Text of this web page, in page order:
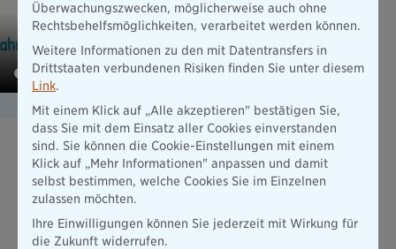
Ihre Vorteile mit der
Zahnzusatzversicherung der
Bayerischen
Überwachungszwecken, möglicherweise auch ohne
Rechtsbehelfsmöglichkeiten, verarbeitet werden können.
Weitere Informationen zu den mit Datentransfers in
Drittstaaten verbundenen Risiken finden Sie unter diesem
Link.
Mit einem Klick auf „Alle akzeptieren" bestätigen Sie,
dass Sie mit dem Einsatz aller Cookies einverstanden
sind. Sie können die Cookie-Einstellungen mit einem
Klick auf „Mehr Informationen" anpassen und damit
selbst bestimmen, welche Cookies Sie im Einzelnen
zulassen möchten.
Ihre Einwilligungen können Sie jederzeit mit Wirkung für
die Zukunft widerrufen.